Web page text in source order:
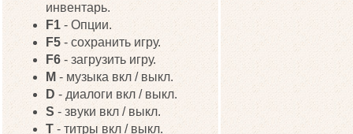
инвентарь.
F1 - Опции.
F5 - сохранить игру.
F6 - загрузить игру.
М - музыка вкл / выкл.
D - диалоги вкл / выкл.
S - звуки вкл / выкл.
Т - титры вкл / выкл.